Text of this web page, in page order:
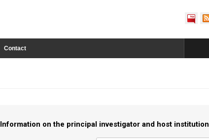
Contact
Information on the principal investigator and host institution